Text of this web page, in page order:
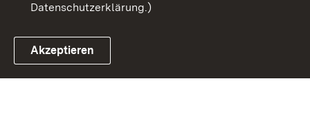
Datenschutzerklärung.)
Akzeptieren